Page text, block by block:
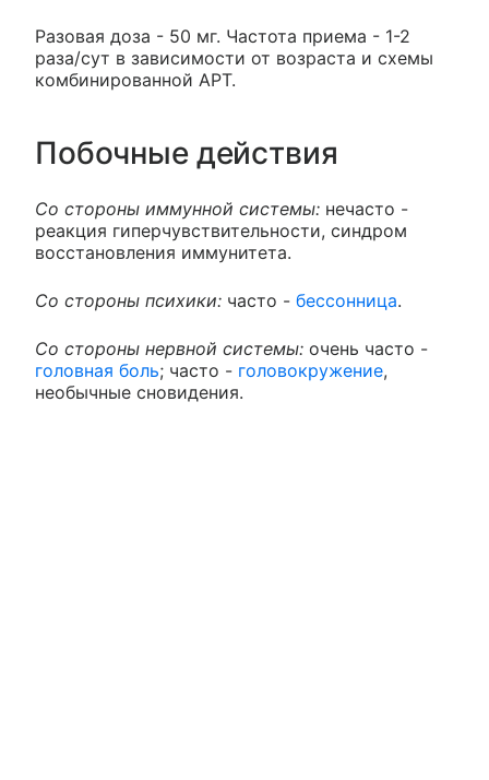
Разовая доза - 50 мг. Частота приема - 1-2
раза/сут в зависимости от возраста и схемы
комбинированной АРТ.
Побочные действия
Со стороны иммунной системы: нечасто -
реакция гиперчувствительности, синдром
восстановления иммунитета.
Со стороны психики: часто - бессонница.
Со стороны нервной системы: очень часто -
головная боль; часто - головокружение,
необычные сновидения.